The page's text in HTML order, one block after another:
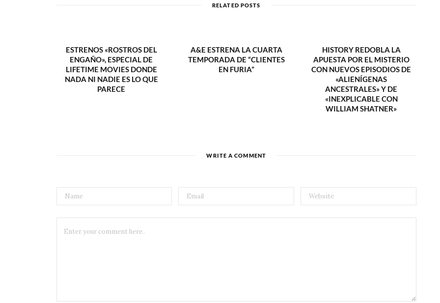
e
RELATED POSTS
ESTRENOS «ROSTROS DEL
ENGAÑO», ESPECIAL DE
LIFETIME MOVIES DONDE
NADA NI NADIE ES LO QUE
PARECE
A&E ESTRENA LA CUARTA
TEMPORADA DE “CLIENTES
EN FURIA”
HISTORY REDOBLA LA
APUESTA POR EL MISTERIO
CON NUEVOS EPISODIOS DE
«ALIENÍGENAS
ANCESTRALES» Y DE
«INEXPLICABLE CON
WILLIAM SHATNER»
WRITE A COMMENT